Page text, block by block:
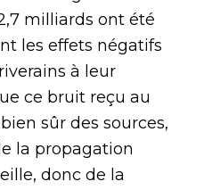
milliards ont été
les effets négatifs
à leur
ce bruit reçu au
sûr des sources,
la propagation
donc de la